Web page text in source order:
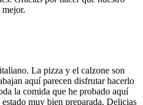
La pizza y el calzone son
aquí parecen disfrutar hacerlo
la comida que he probado aquí
muy bien preparada. Delicias